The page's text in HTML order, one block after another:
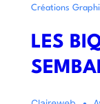
Créations
LES